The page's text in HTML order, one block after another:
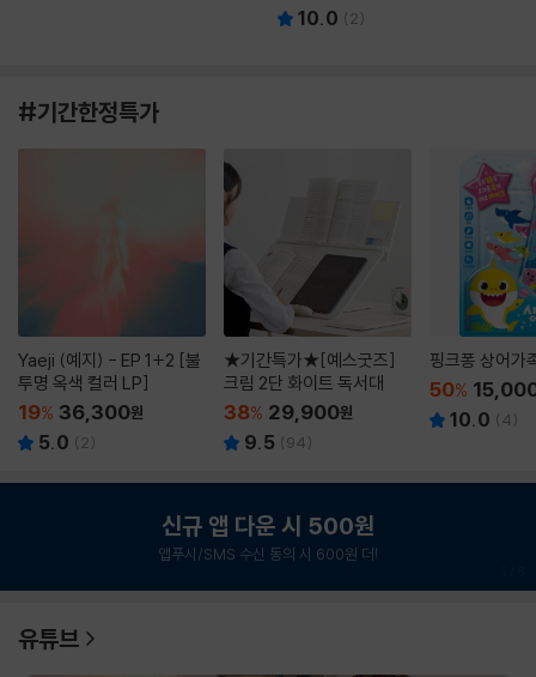
10.0 ( 2)
#기간한정특가
Yaeji (예지) - EP 1+2 [불
투명 옥색 컬러 LP]
19% 36,300원
5.0 ( 2)
★기간특가★[예스굿즈]
크림 2단 화이트 독서대
38% 29,900원
9.5 (94)
핑크퐁 상어가
50%
10.0 (4)
신규 앱 다운 시 500원
앱푸시/SMS 수신 동의 시 600원 더!
유튜브